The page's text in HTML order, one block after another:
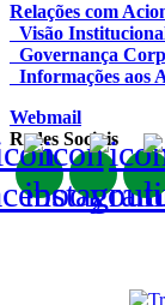
Relações com
Visão
Governança
Informações aos
Webmail
Redes Sociais